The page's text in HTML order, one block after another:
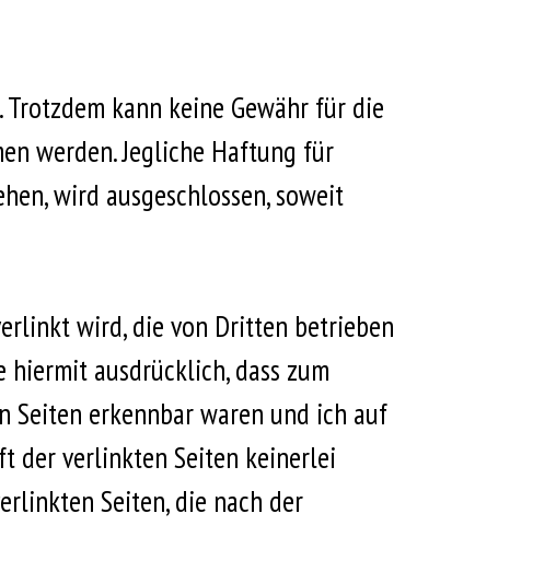
kann keine Gewähr für die
werden. Jegliche Haftung für
wird ausgeschlossen, soweit
wird, die von Dritten betrieben
ausdrücklich, dass zum
erkennbar waren und ich auf
der verlinkten Seiten keinerlei
Seiten, die nach der